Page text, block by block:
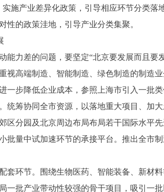
施产业差异化政策，引导相应环节分类
性的政策洼地，引导产业分类集聚。
力差的问题，要坚定“北京要发展而且要
视高端制造、智能制造、绿色制造的制造
一步降低企业成本，参照上海市引入一批
统筹协同全市资源，以落地重大项目、加
区分园及北京周边布局布局若干国际水平
批量中试加速环节的承接平台。推出全市
环节。围绕生物医药、智能装备、新材料
一批产业带动性较强的骨干项目，吸引一